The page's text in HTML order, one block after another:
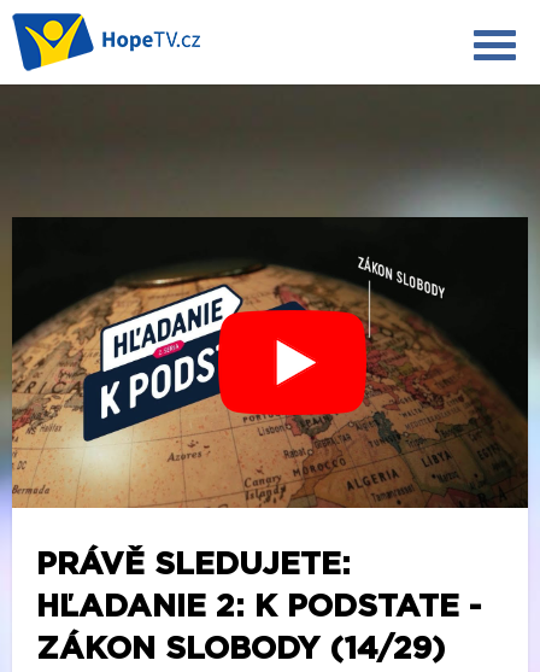
PRÁVĚ SLEDUJETE:
HĽADANIE 2: K PODSTATE -
ZÁKON SLOBODY (14/29)